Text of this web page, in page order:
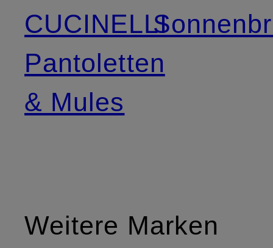
CUCINELLI
Pantoletten
& Mules
Weitere Marken